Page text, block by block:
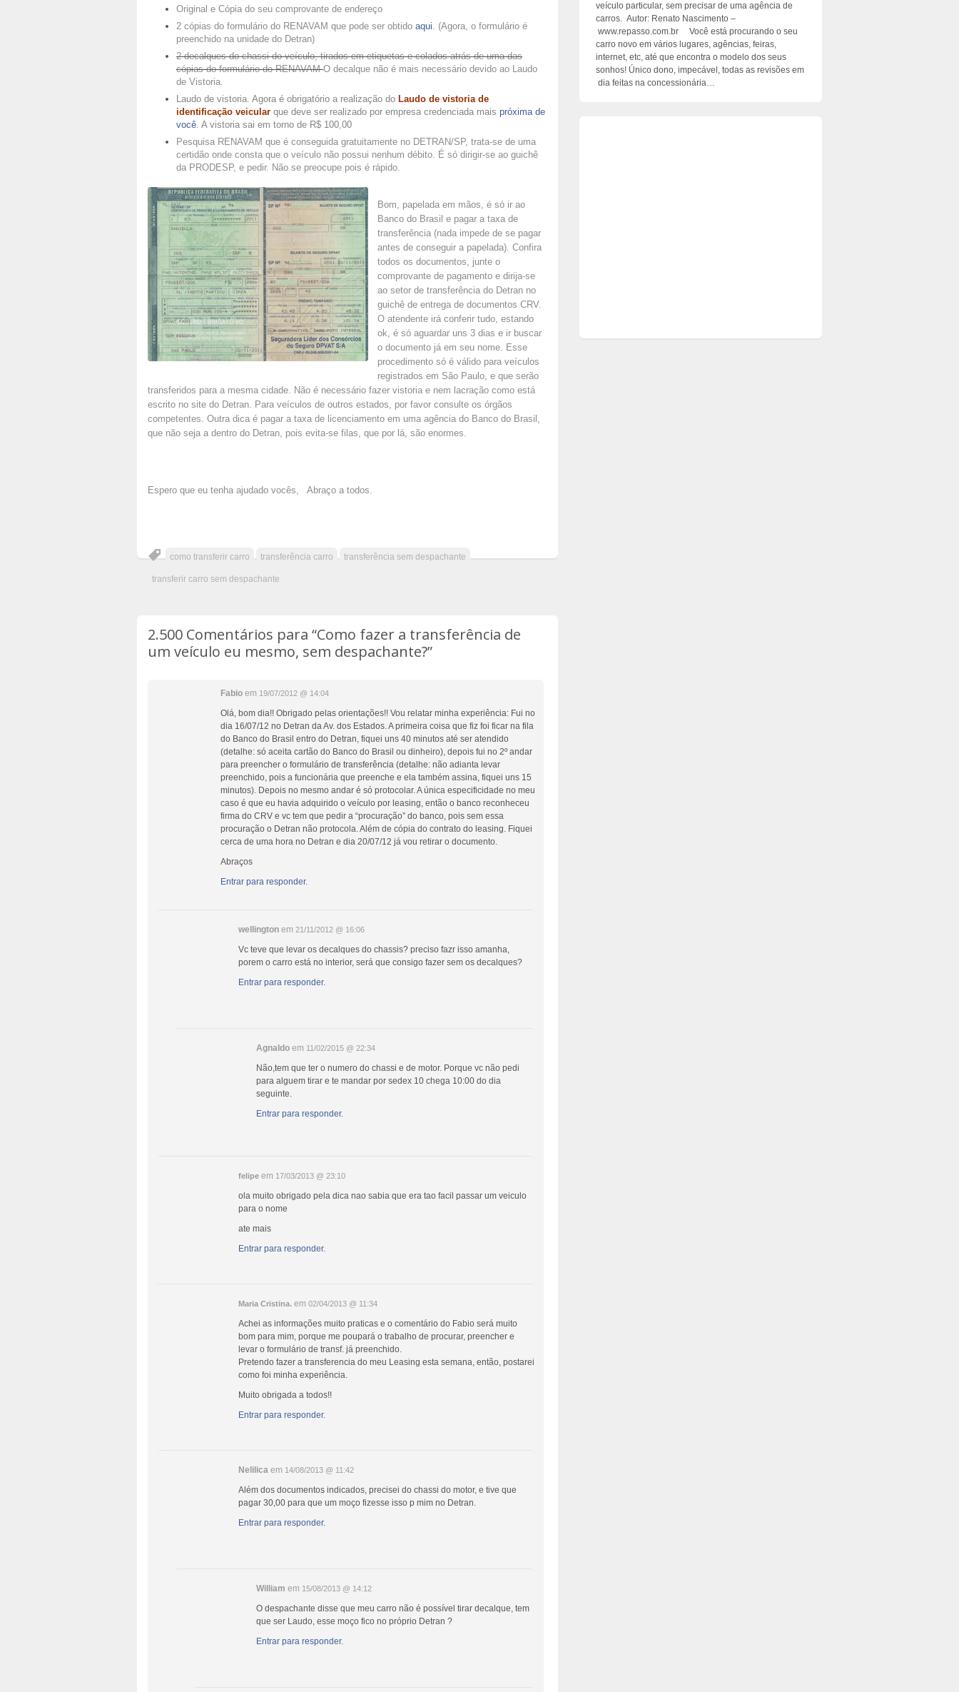
Original e Cópia do seu comprovante de endereço
2 cópias do formulário do RENAVAM que pode ser obtido aqui. (Agora, o formulário é
preenchido na unidade do Detran)
2 decalques do chassi do veículo, tirados em etiquetas e colados atrás de uma das
cópias do formulário do RENAVAMO decalque não é mais necessário devido ao Laudo
de Vistoria.
Laudo de vistoria. Agora é obrigatório a realização do Laudo de vistoria de
identificação veicular que deve ser realizado por empresa credenciada mais próxima de
você. A vistoria sai em torno de R$ 100,00
Pesquisa RENAVAM que é conseguida gratuitamente no DETRAN/SP, trata-se de uma
certidão onde consta que o veículo não possui nenhum débito. É só dirigir-se ao guichê
da PRODESP, e pedir. Não se preocupe pois é rápido.
Bom, papelada em mãos, é só ir ao
Banco do Brasil e pagar a taxa de
transferência (nada impede de se pagar
antes de conseguir a papelada). Confira
todos os documentos, junte o
comprovante de pagamento e dirija-se
ao setor de transferência do Detran no
guichê de entrega de documentos CRV.
O atendente irá conferir tudo, estando
ok, é só aguardar uns 3 dias e ir buscar
o documento já em seu nome. Esse
procedimento só é válido para veículos
registrados em São Paulo, e que serão
transferidos para a mesma cidade. Não é necessário fazer vistoria e nem lacração como está
escrito no site do Detran. Para veículos de outros estados, por favor consulte os órgãos
competentes. Outra dica é pagar a taxa de licenciamento em uma agência do Banco do Brasil,
que não seja a dentro do Detran, pois evita-se filas, que por lá, são enormes.
Espero que eu tenha ajudado vocês, Abraço a todos.
como transferir carro transferência carro transferência sem despachante
transferir carro sem despachante
2.500 Comentários para “Como fazer a transferência de
um veículo eu mesmo, sem despachante?”
Fabio em 19/07/2012 @ 14:04
Olá, bom dia!! Obrigado pelas orientações!! Vou relatar minha experiência: Fui no
dia 16/07/12 no Detran da Av. dos Estados. A primeira coisa que fiz foi ficar na fila
do Banco do Brasil entro do Detran, fiquei uns 40 minutos até ser atendido
(detalhe: só aceita cartão do Banco do Brasil ou dinheiro), depois fui no 2º andar
para preencher o formulário de transferência (detalhe: não adianta levar
preenchido, pois a funcionária que preenche e ela também assina, fiquei uns 15
minutos). Depois no mesmo andar é só protocolar. A única especificidade no meu
caso é que eu havia adquirido o veículo por leasing, então o banco reconheceu
firma do CRV e vc tem que pedir a “procuração” do banco, pois sem essa
procuração o Detran não protocola. Além de cópia do contrato do leasing. Fiquei
cerca de uma hora no Detran e dia 20/07/12 já vou retirar o documento.
Abraços
Entrar para responder.
wellington em 21/11/2012 @ 16:06
Vc teve que levar os decalques do chassis? preciso fazr isso amanha,
porem o carro está no interior, será que consigo fazer sem os decalques?
Entrar para responder.
Agnaldo em 11/02/2015 @ 22:34
Não,tem que ter o numero do chassi e de motor. Porque vc não pedi
para alguem tirar e te mandar por sedex 10 chega 10:00 do dia
seguinte.
Entrar para responder.
felipe em 17/03/2013 @ 23:10
ola muito obrigado pela dica nao sabia que era tao facil passar um veiculo
para o nome
ate mais
Entrar para responder.
Maria Cristina. em 02/04/2013 @ 11:34
Achei as informações muito praticas e o comentário do Fabio será muito
bom para mim, porque me poupará o trabalho de procurar, preencher e
levar o formulário de transf. já preenchido.
Pretendo fazer a transferencia do meu Leasing esta semana, então, postarei
como foi minha experiência.
Muito obrigada a todos!!
Entrar para responder.
Nelilica em 14/08/2013 @ 11:42
Além dos documentos indicados, precisei do chassi do motor, e tive que
pagar 30,00 para que um moço fizesse isso p mim no Detran.
Entrar para responder.
William em 15/08/2013 @ 14:12
O despachante disse que meu carro não é possível tirar decalque, tem
que ser Laudo, esse moço fico no próprio Detran ?
Entrar para responder.
veículo particular, sem precisar de uma agência de
carros. Autor: Renato Nascimento –
www.repasso.com.br Você está procurando o seu
carro novo em vários lugares, agências, feiras,
internet, etc, até que encontra o modelo dos seus
sonhos! Único dono, impecável, todas as revisões em
dia feitas na concessionária…